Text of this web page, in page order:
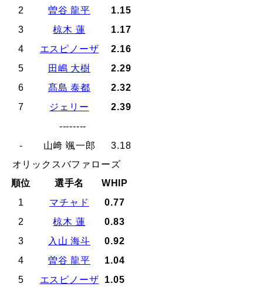
2
曽谷 龍平
1.15
3
椋木 蓮
1.17
4
エスピノーザ
2.16
5
田嶋 大樹
2.29
6
髙島 泰都
2.32
7
ジェリー
2.39
--------
-
山﨑 颯一郎
3.18
オリックスバファローズ
順位
選手名
WHIP
1
マチャド
0.77
2
椋木 蓮
0.83
3
入山 海斗
0.92
4
曽谷 龍平
1.04
5
エスピノーザ 1.05